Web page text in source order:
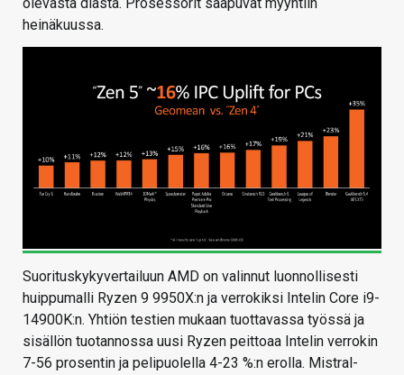
heinäkuussa.
Suorituskykyvertailuun AMD on valinnut luonnollisesti
huippumalli Ryzen 9 9950X:n ja verrokiksi Intelin Core i9-
14900K:n. Yhtiön testien mukaan tuottavassa työssä ja
sisällön tuotannossa uusi Ryzen peittoaa Intelin verrokin
7-56 prosentin ja pelipuolella 4-23 %:n erolla. Mistral-